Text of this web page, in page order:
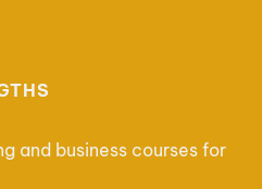
and business courses for